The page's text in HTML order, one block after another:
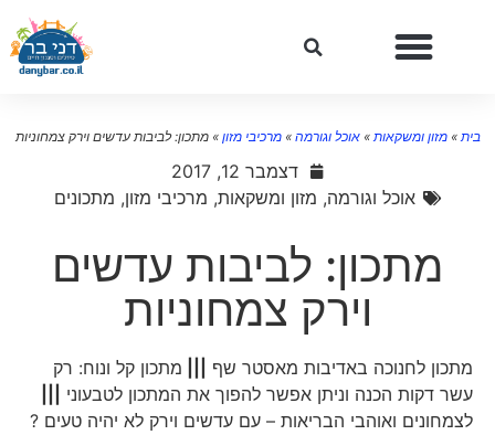
»מזון ומשקאות»אוכל וגורמה»מרכיבי מזון »מתכון: לביבות עדשים וירק צמחוניות
דצמבר 12, 2017
אוכל וגורמה,מזון ומשקאות,מרכיבי מזון,מתכונים
מתכון: לביבות עדשים
וירק צמחוניות
מתכון לחנוכה באדיבות מאסטר שף|||
מתכון קל ונוח: רק
עשר דקות הכנה וניתן אפשר להפוך את המתכון לטבעוני|||
לצמחונים ואוהבי הבריאות – עם עדשים וירק לא יהיה טעים ?